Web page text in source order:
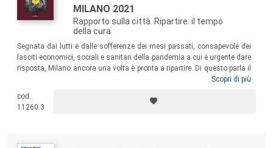
MILANO 2021
Rapporto sulla città. Ripartire: il tempo
della cura
Segnata dai lutti e dalle sofferenze dei mesi passati, consapevole dei
lasciti economici, sociali e sanitari della pandemia a cui è urgente dare
risposta, Milano ancora una volta è pronta a ripartire. Di questo parla il
Rapporto 2021 raccontandoci, con la polifonia di voci e punti di vista
soffermandosi su temi tra i quali il governo della polis e del territorio,
le reti della socialità e della solidarietà, il diritto all’educazione e alla
Scopri di più
cod.
11260.3